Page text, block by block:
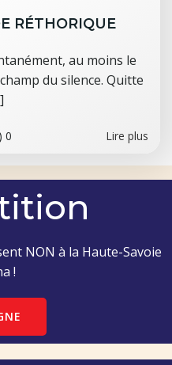
RÉTHORIQUE
au moins le
du silence. Quitte
0 Lire plus
NON à la Haute-Savoie
!